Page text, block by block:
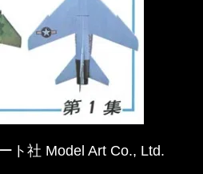
ト社 Model Art Co., Ltd.